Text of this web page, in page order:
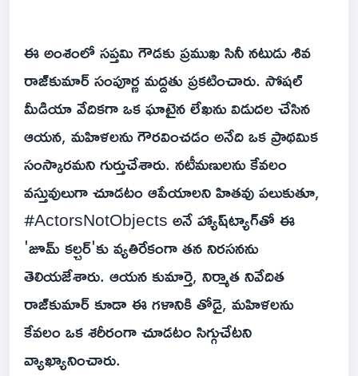
ఈ అంశంలో సప్తమి గౌడకు ప్రముఖ సినీ నటుడు శివ
రాజ్‌కుమార్ సంపూర్ణ మద్దతు ప్రకటించారు. సోషల్
మీడియా వేదికగా ఒక ఘాటైన లేఖను విడుదల చేసిన
ఆయన, మహిళలను గౌరవించడం అనేది ఒక ప్రాథమిక
సంస్కారమని గుర్తుచేశారు. నటీమణులను కేవలం
వస్తువులుగా చూడటం ఆపేయాలని హితవు పలుకుతూ,
#ActorsNotObjects అనే హ్యాష్‌ట్యాగ్‌తో ఈ
'జూమ్ కల్చర్'కు వ్యతిరేకంగా తన నిరసనను
తెలియజేశారు. ఆయన కుమార్తె, నిర్మాత నివేదిత
రాజ్‌కుమార్ కూడా ఈ గళానికి తోడై, మహిళలను
కేవలం ఒక శరీరంగా చూడటం సిగ్గుచేటని
వ్యాఖ్యానించారు.